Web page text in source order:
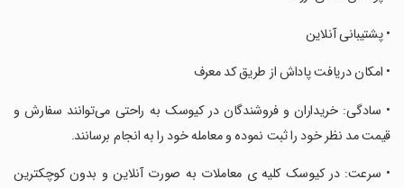
‏• پشتیبانی آنلاین
‏• امکان دریافت پاداش از طریق کد معرف
‏• سادگی: خریداران و فروشندگان در کیوسک به راحتی می‌توانند سفارش و
قیمت مد نظر خود را ثبت نموده و معامله خود را به انجام برسانند.
‏• سرعت: در کیوسک کلیه ی معاملات به صورت آنلاین و بدون کوچکترین